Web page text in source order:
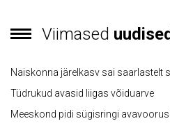
Viimased uudised
Naiskonna järelkasv sai saarlastelt
Tüdrukud avasid liigas võiduarve
Meeskond pidi sügisringi